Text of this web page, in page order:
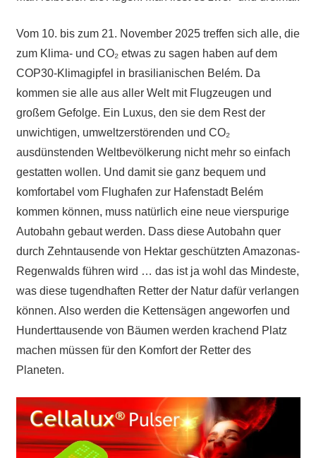
Vom 10. bis zum 21. November 2025 treffen sich alle, die
zum Klima- und CO₂etwas zu sagen haben auf dem
COP30-Klimagipfel in brasilianischen Belém. Da
kommen sie alle aus aller Welt mit Flugzeugen und
großem Gefolge. Ein Luxus, den sie dem Rest der
unwichtigen, umweltzerstörenden und CO₂
ausdünstenden Weltbevölkerung nicht mehr so einfach
gestatten wollen. Und damit sie ganz bequem und
komfortabel vom Flughafen zur Hafenstadt Belém
kommen können, muss natürlich eine neue vierspurige
Autobahn gebaut werden. Dass diese Autobahn quer
durch Zehntausende von Hektar geschützten Amazonas-
Regenwalds führen wird … das ist ja wohl das Mindeste,
was diese tugendhaften Retter der Natur dafür verlangen
können. Also werden die Kettensägen angeworfen und
Hunderttausende von Bäumen werden krachend Platz
machen müssen für den Komfort der Retter des
Planeten.